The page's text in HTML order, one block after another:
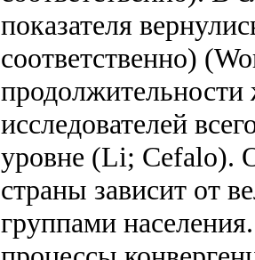
показателя
соответственно)
продолжительности
исследователей
уровне (Li; Cefalo).
страны зависит от
группами